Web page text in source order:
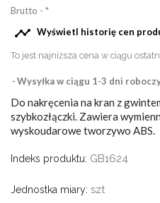
Brutto *
 Wyświetl historię cen
To jest najniższa cena w ciągu
Wysyłka w ciągu 1-3 dni
Do nakręcenia na kran z
szybkozłączki. Zawiera
wyskoudarowe tworzywo ABS.
Indeks produktu: GB1624
Jednostka miary: szt